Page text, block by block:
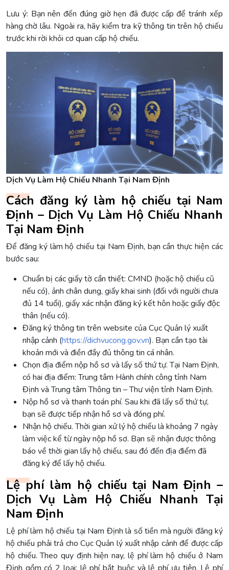
Lưu ý: Bạn nên đến đúng giờ hẹn đã được cấp để tránh xếp
hàng chờ lâu. Ngoài ra, hãy kiểm tra kỹ thông tin trên hộ chiếu
trước khi rời khỏi cơ quan cấp hộ chiếu.
Dịch Vụ Làm Hộ Chiếu Nhanh Tại Nam Định
Cách đăng ký làm hộ chiếu tại Nam
Định – Dịch Vụ Làm Hộ Chiếu Nhanh
Tại Nam Định
Để đăng ký làm hộ chiếu tại Nam Định, bạn cần thực hiện các
bước sau:
Chuẩn bị các giấy tờ cần thiết: CMND (hoặc hộ chiếu cũ
nếu có), ảnh chân dung, giấy khai sinh (đối với người chưa
đủ 14 tuổi), giấy xác nhận đăng ký kết hôn hoặc giấy độc
thân (nếu có).
Đăng ký thông tin trên website của Cục Quản lý xuất
nhập cảnh (https://dichvucong.gov.vn). Bạn cần tạo tài
khoản mới và điền đầy đủ thông tin cá nhân.
Chọn địa điểm nộp hồ sơ và lấy số thứ tự. Tại Nam Định,
có hai địa điểm: Trung tâm Hành chính công tỉnh Nam
Định và Trung tâm Thông tin – Thư viện tỉnh Nam Định.
Nộp hồ sơ và thanh toán phí. Sau khi đã lấy số thứ tự,
bạn sẽ được tiếp nhận hồ sơ và đóng phí.
Nhận hộ chiếu. Thời gian xử lý hộ chiếu là khoảng 7 ngày
làm việc kể từ ngày nộp hồ sơ. Bạn sẽ nhận được thông
báo về thời gian lấy hộ chiếu, sau đó đến địa điểm đã
đăng ký để lấy hộ chiếu.
Lệ phí làm hộ chiếu tại Nam Định –
Dịch Vụ Làm Hộ Chiếu Nhanh Tại
Nam Định
Lệ phí làm hộ chiếu tại Nam Định là số tiền mà người đăng ký
hộ chiếu phải trả cho Cục Quản lý xuất nhập cảnh để được cấp
hộ chiếu. Theo quy định hiện nay, lệ phí làm hộ chiếu ở Nam